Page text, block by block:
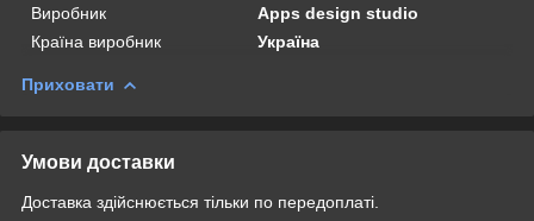
Виробник
Apps design studio
Країна виробник
Україна
Приховати
Умови доставки
Доставка здійснюється тільки по передоплаті.